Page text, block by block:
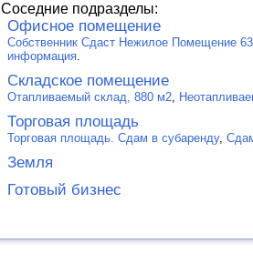
Соседние подразделы:
Офисное помещение
Собственник Сдаст Нежилое Помещение
информация.
Складское помещение
Отапливаемый склад, 880 м2,
Торговая площадь
Торговая площадь. Сдам в субаренду,
Земля
Готовый бизнес